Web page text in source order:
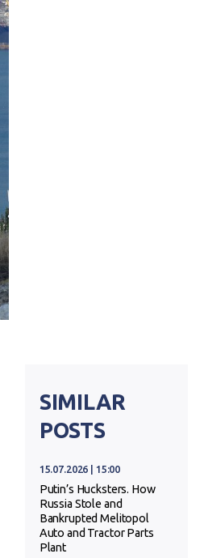
SIMILAR
POSTS
15.07.2026 | 15:00
Putin’s Hucksters. How
Russia Stole and
Bankrupted Melitopol
Auto and Tractor Parts
Plant